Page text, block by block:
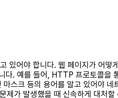
있어야 합니다. 웹 페이지가 어떻
. 예를 들어, HTTP 프로토콜을
스크 등의 용어를 알고 있어야 네
가 발생했을 때 신속하게 대처